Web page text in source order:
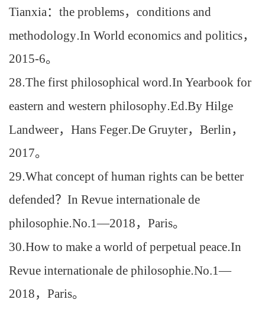
Tianxia： the problems， conditions and
methodology.In World economics and politics，
2015-6。
28.The first philosophical word.In Yearbook for
eastern and western philosophy.Ed.By Hilge
Landweer， Hans Feger.De Gruyter， Berlin，
2017。
29.What concept of human rights can be better
defended？ In Revue internationale de
philosophie.No.1—2018， Paris。
30.How to make a world of perpetual peace.In
Revue internationale de philosophie.No.1—
2018， Paris。